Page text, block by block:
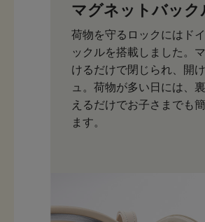
マグネットバック
荷物を守るロックにはド
ックルを搭載しました。
けるだけで閉じられ、開
ュ。荷物が多い日には、
えるだけでお子さまでも
ます。